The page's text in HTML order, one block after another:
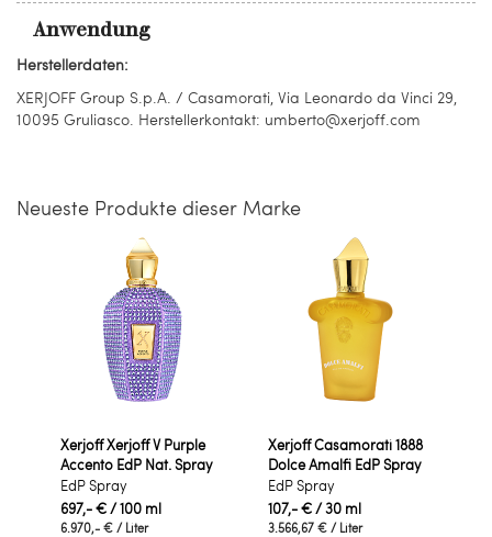
Anwendung
Herstellerdaten:
XERJOFF Group S.p.A. / Casamorati, Via Leonardo da Vinci 29,
10095 Gruliasco. Herstellerkontakt: umberto@xerjoff.com
Neueste Produkte dieser Marke
Xerjoff Xerjoff V Purple
Accento EdP Nat. Spray
EdP Spray
697,- €/ 100 ml
6.970,- € / Liter
Xerjoff Casamorati 1888
Dolce Amalfi EdP Spray
EdP Spray
107,- €/ 30 ml
3.566,67 € / Liter